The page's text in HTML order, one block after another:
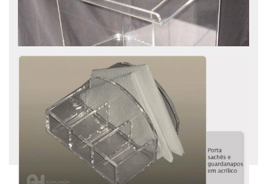
PLACA DE EMBUTIR EM
ACRÍLICO CRISTAL
Orçamento